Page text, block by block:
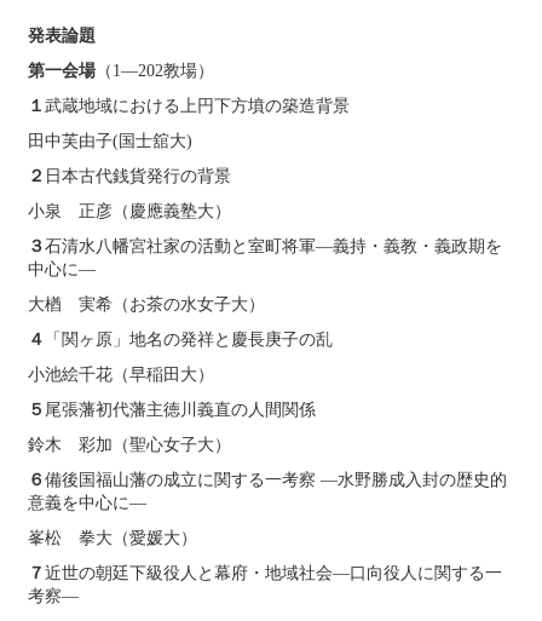
発表論題
第一会場（1―202教場）
１ 武蔵地域における上円下方墳の築造背景
田中芙由子(国士舘大)
２ 日本古代銭貨発行の背景
小泉 正彦（慶應義塾大）
３石清水八幡宮社家の活動と室町将軍―義持・義教・義政期を
中心に―
大楢 実希（お茶の水女子大）
４
「関ヶ原」地名の発祥と慶長庚子の乱
小池絵千花（早稲田大）
５ 尾張藩初代藩主徳川義直の人間関係
鈴木 彩加（聖心女子大）
６ 備後国福山藩の成立に関する一考察 ―水野勝成入封の歴史的
意義を中心に―
峯松 拳大（愛媛大）
７ 近世の朝廷下級役人と幕府・地域社会―口向役人に関する一
考察―